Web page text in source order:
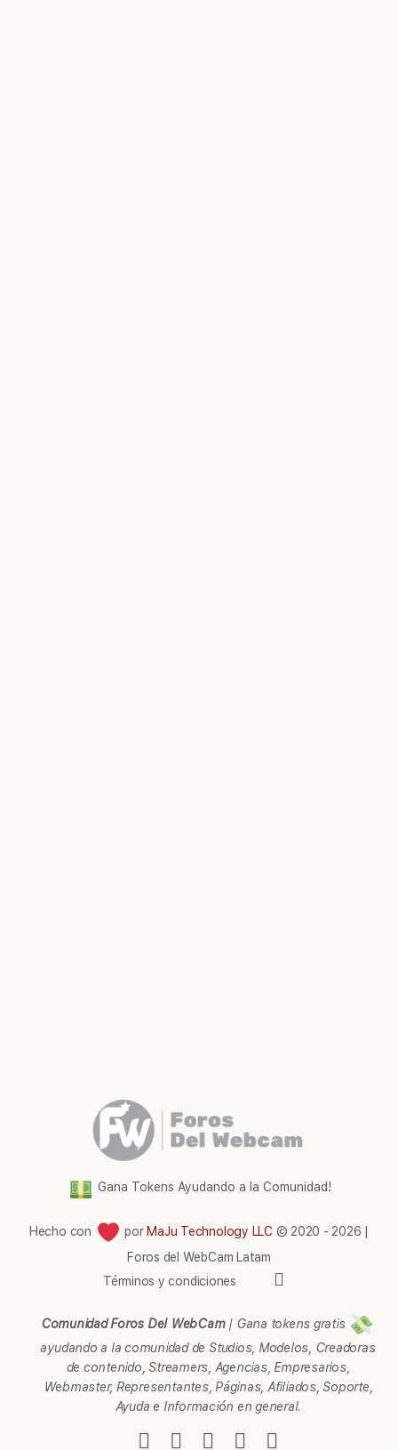
Gana Tokens Ayudando a la Comunidad!
Hecho con por MaJu Technology LLC © 2020 - 2026 |
Foros del WebCam Latam
Términos y condiciones
Comunidad Foros Del WebCam| Gana tokens gratis
ayudando a la comunidad de Studios, Modelos, Creadoras
de contenido, Streamers, Agencias, Empresarios,
Webmaster, Representantes, Páginas, Afiliados, Soporte,
Ayuda e Información en general.